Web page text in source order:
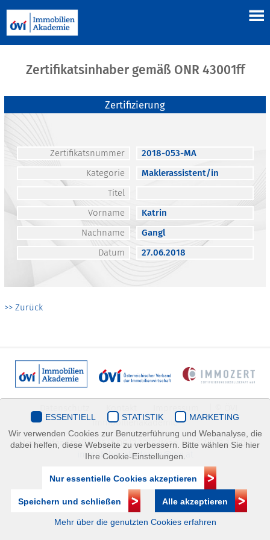
Zertifikatsinhaber gemäß ONR 43001ff
Zertifizierung
Zertifikatsnummer
2018-053-MA
Kategorie
Maklerassistent/in
Titel
Vorname
Katrin
Nachname
Gangl
Datum
27.06.2018
>> Zurück
Immobilienakademie
Mariahilfer Straße 116/2.OG/2 1070 Wien | +43(1)505 32 50 |
immobilienakademie@ovi.at
ESSENTIELL STATISTIK
MARKETING
Wir verwenden Cookies zur Benutzerführung und Webanalyse, die
dabei helfen, diese Webseite zu verbessern. Bitte wählen Sie hier
Ihre Cookie-Einstellungen.
Nur essentielle Cookies akzeptieren
Speichern und schließen Alle akzeptieren
Mehr über die genutzten Cookies erfahren